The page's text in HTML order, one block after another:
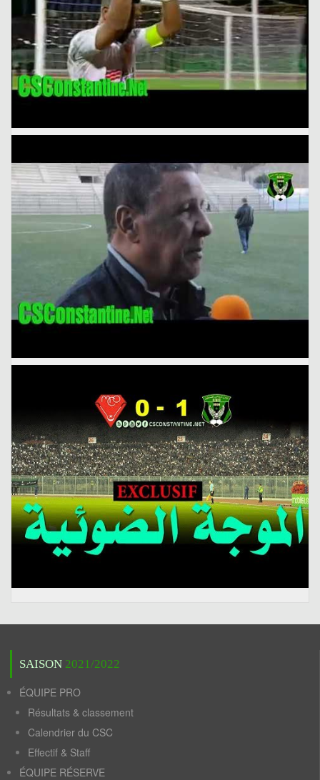
SAISON 2021/2022
ÉQUIPE PRO
Résultats & classement
Calendrier du CSC
Effectif & Staff
ÉQUIPE RÉSERVE